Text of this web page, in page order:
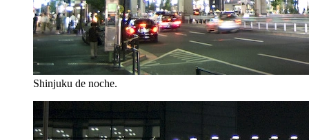
Shinjuku de noche.